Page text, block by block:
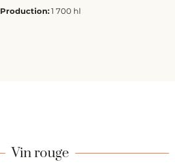
Production:1 700 hl
Vin rouge